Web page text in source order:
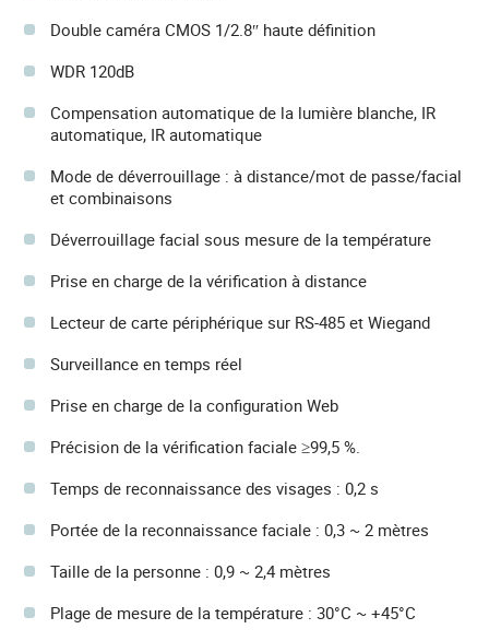
Double caméra CMOS 1/2.8″ haute définition
WDR 120dB
Compensation automatique de la lumière blanche, IR
automatique, IR automatique
Mode de déverrouillage : à distance/mot de passe/facial
et combinaisons
Déverrouillage facial sous mesure de la température
Prise en charge de la vérification à distance
Lecteur de carte périphérique sur RS-485 et Wiegand
Surveillance en temps réel
Prise en charge de la configuration Web
Précision de la vérification faciale ≥99,5 %.
Temps de reconnaissance des visages : 0,2 s
Portée de la reconnaissance faciale : 0,3 ~ 2 mètres
Taille de la personne : 0,9 ~ 2,4 mètres
Plage de mesure de la température : 30°C ~ +45°C